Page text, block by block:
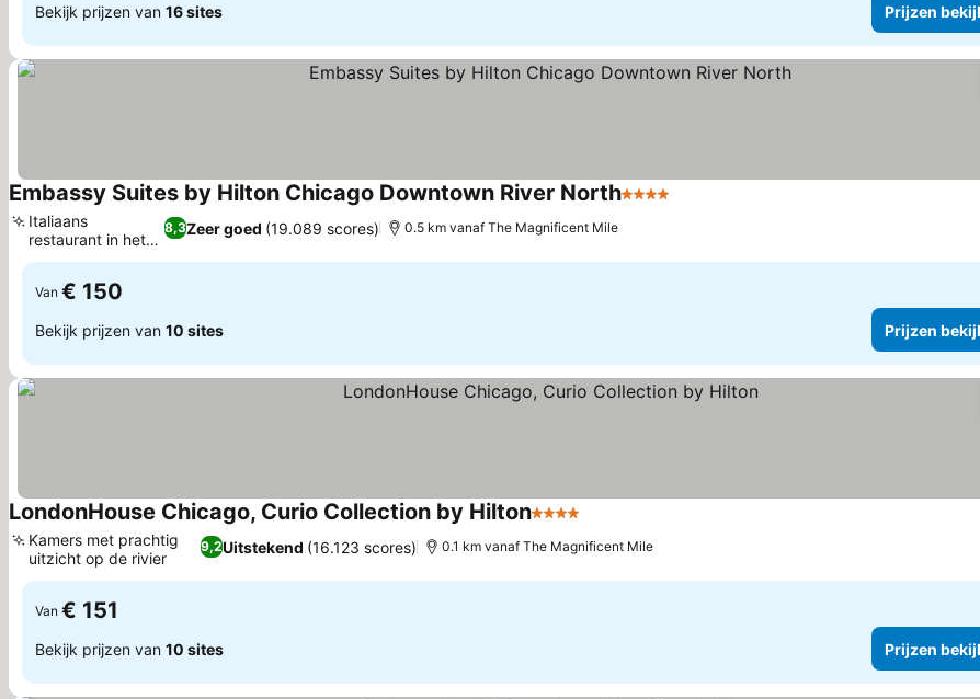
Bekijk prijzen van 16 sites Prijzen
Embassy Suites by Hilton Chicago Downtown River North4 Sterren
8,3Zeer goed (19.089 scores)
Italiaans
restaurant in het
hotel
0.5 km vanaf The Magnificent Mile
Van € 150
Bekijk prijzen van 10 sites Prijzen
LondonHouse Chicago, Curio Collection by Hilton4 Sterren
9,2Uitstekend (16.123 scores)
Kamers met prachtig
uitzicht op de rivier
0.1 km vanaf The Magnificent Mile
Van € 151
Bekijk prijzen van 10 sites Prijzen